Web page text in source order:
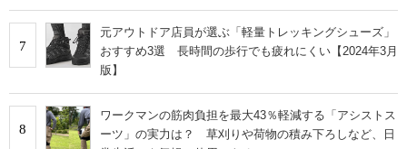
7
元アウトドア店員が選ぶ「軽量トレッキングシューズ」
おすすめ3選 長時間の歩行でも疲れにくい【2024年3月
版】
8
ワークマンの筋肉負担を最大43％軽減する「アシストス
ーツ」の実力は？ 草刈りや荷物の積み下ろしなど、日